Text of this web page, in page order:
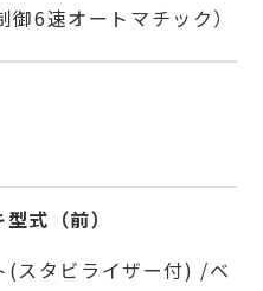
6速オートマチック）
式（前）
(スタビライザー付) /ベ